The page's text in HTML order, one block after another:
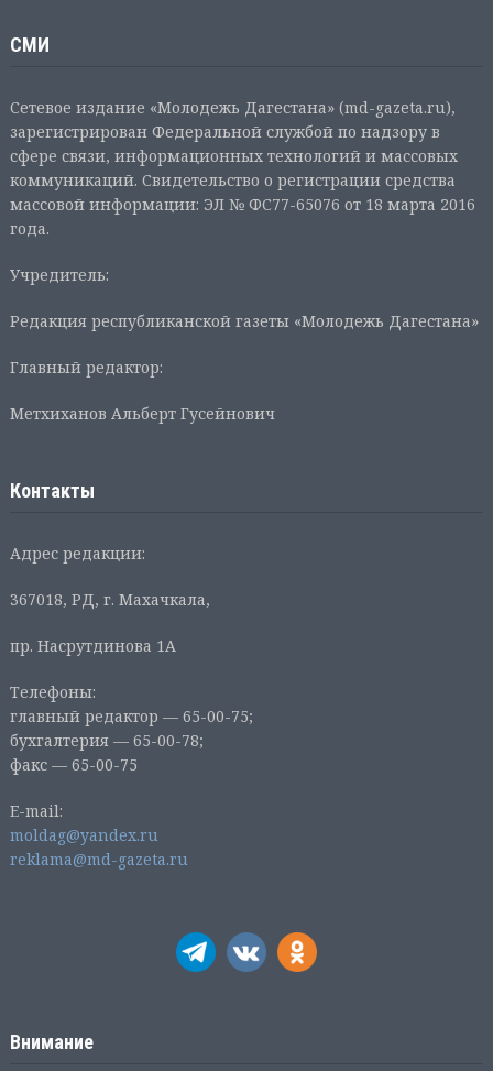
СМИ
Сетевое издание «Молодежь Дагестана» (md-gazeta.ru),
зарегистрирован Федеральной службой по надзору в
сфере связи, информационных технологий и массовых
коммуникаций. Свидетельство о регистрации средства
массовой информации: ЭЛ № ФС77-65076 от 18 марта 2016
года.
Учредитель:
Редакция республиканской газеты «Молодежь Дагестана»
Главный редактор:
Метхиханов Альберт Гусейнович
Контакты
Адрес редакции:
367018, РД, г. Махачкала,
пр. Насрутдинова 1А
Телефоны:
главный редактор — 65-00-75;
бухгалтерия — 65-00-78;
факс — 65-00-75
E-mail:
moldag@yandex.ru
reklama@md-gazeta.ru
Внимание